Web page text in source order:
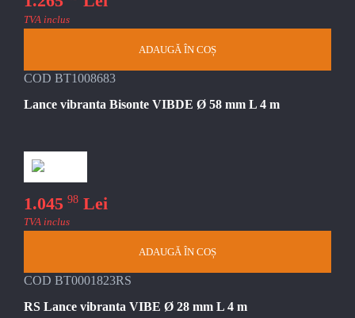
TVA inclus
ADAUGĂ ÎN COȘ
COD BT1008683
Lance vibranta Bisonte VIBDE Ø 58 mm L 4 m
1.045 98 Lei
TVA inclus
ADAUGĂ ÎN COȘ
COD BT0001823RS
RS Lance vibranta VIBE Ø 28 mm L 4 m